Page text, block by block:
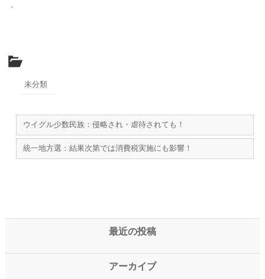
.
未分類
ウイグル少数民族：侵略され・虐待されても！
統一地方選：結果次第では消費税実施にも影響！
最近の投稿
アーカイブ